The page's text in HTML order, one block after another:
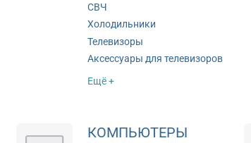
СВЧ
Холодильники
Телевизоры
Аксессуары для телевизоров
Ещё +
КОМПЬЮТЕРЫ